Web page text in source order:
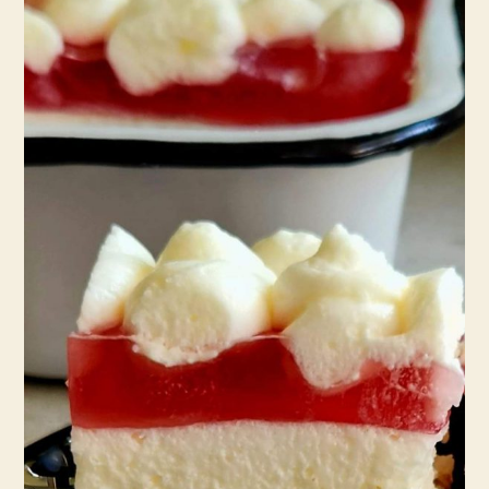
עוגה
מקררת
ומנחמת